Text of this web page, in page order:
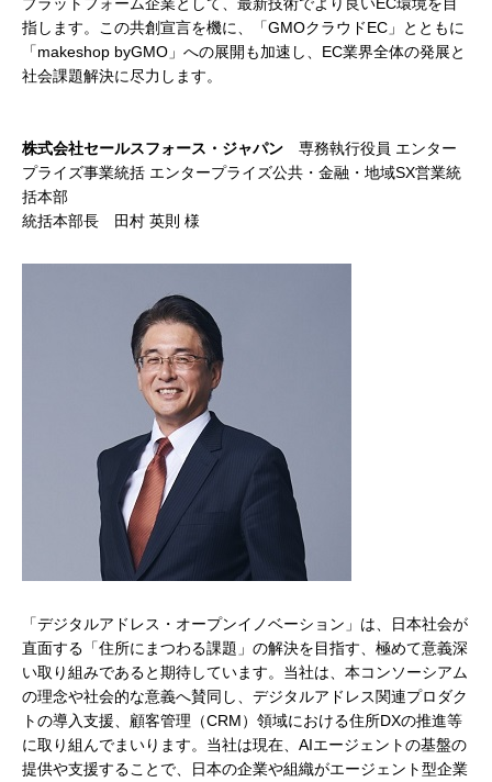
指します。この共創宣言を機に、「GMOクラウドEC」とともに
「makeshop byGMO」への展開も加速し、EC業界全体の発展と
社会課題解決に尽力します。
株式会社セールスフォース・ジャパン 専務執行役員 エンター
プライズ事業統括 エンタープライズ公共・金融・地域SX営業統
括本部
統括本部長 田村 英則 様
「デジタルアドレス・オープンイノベーション」は、日本社会が
直面する「住所にまつわる課題」の解決を目指す、極めて意義深
い取り組みであると期待しています。当社は、本コンソーシアム
の理念や社会的な意義へ賛同し、デジタルアドレス関連プロダク
トの導入支援、顧客管理（CRM）領域における住所DXの推進等
に取り組んでまいります。当社は現在、AIエージェントの基盤の
提供や支援することで、日本の企業や組織がエージェント型企業